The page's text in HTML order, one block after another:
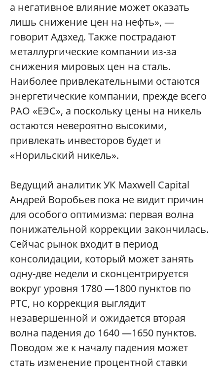
а негативное влияние может оказать
лишь снижение цен на нефть», —
говорит Адзхед. Также пострадают
металлургические компании из-за
снижения мировых цен на сталь.
Наиболее привлекательными остаются
энергетические компании, прежде всего
РАО «ЕЭС», а поскольку цены на никель
остаются невероятно высокими,
привлекать инвесторов будет и
«Норильский никель».
Ведущий аналитик УК Maxwell Capital
Андрей Воробьев пока не видит причин
для особого оптимизма: первая волна
понижательной коррекции закончилась.
Сейчас рынок входит в период
консолидации, который может занять
одну-две недели и сконцентрируется
вокруг уровня 1780 —1800 пунктов по
РТС, но коррекция выглядит
незавершенной и ожидается вторая
волна падения до 1640 —1650 пунктов.
Поводом же к началу падения может
стать изменение процентной ставки